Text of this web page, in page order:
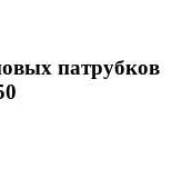
патрубков